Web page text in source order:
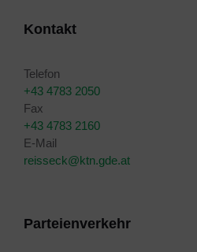
Kontakt
Telefon
+43 4783 2050
Fax
+43 4783 2160
E-Mail
reisseck@ktn.gde.at
Parteienverkehr